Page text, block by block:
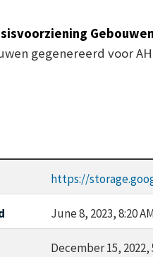
gegenereerd voor
https://
June 8, 2023, 8:20
December 15, 2022,